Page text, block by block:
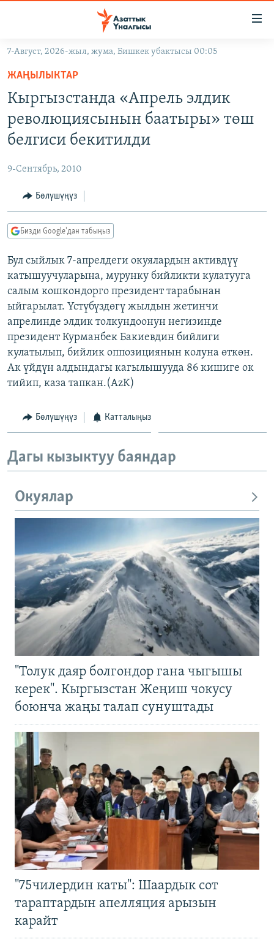
Навигацияга
өтүңүз
Издөөгө
салыңызКЫРГЫЗСТАН
МАДАНИЯТ
ДҮЙНӨ
УКРАИНА
ТВ ПРОГРАММАЛАР
БҮГҮН АЗАТТЫКТА
ДАНИСТЕ
АЗАТТЫК+
ПОДКАСТ
ОНЛАЙН ШЕРИНЕ
ЭЕ/АРнун бардык сайттары
7-Август, 2026-жыл, жума, Бишкек убактысы 00:05
ЖАҢЫЛЫКТАР
Кыргызстанда «Апрель элдик
революциясынын баатыры» төш
белгиси бекитилди
9-Сентябрь, 2010
Бөлүшүңүз
Бизди Google'дан табыңыз
Бул сыйлык 7-апрелдеги окуялардын активдүү
катышуучуларына, мурунку бийликти кулатууга
салым кошкондорго президент тарабынан
ыйгарылат. Үстүбүздөгү жылдын жетинчи
апрелинде элдик толкундоонун негизинде
президент Курманбек Бакиевдин бийлиги
кулатылып, бийлик оппозициянын колуна өткөн.
Ак үйдүн алдындагы кагылышууда 86 кишиге ок
тийип, каза тапкан.(AzK)
Бөлүшүңүз Катталыңыз
Дагы кызыктуу баяндар
Окуялар
"Толук даяр болгондор гана чыгышы
керек". Кыргызстан Жеңиш чокусу
боюнча жаңы талап сунуштады
"75чилердин каты": Шаардык сот
тараптардын апелляция арызын
карайт